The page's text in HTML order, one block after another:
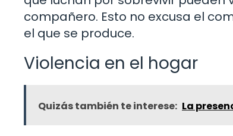
compañero. Esto no excusa el
el que se produce.
Violencia en el hogar
Quizás también te interese: La